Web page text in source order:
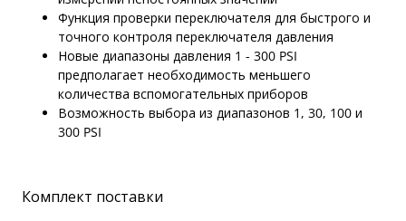
Функция проверки переключателя для быстрого и
точного контроля переключателя давления
Новые диапазоны давления 1 - 300 PSI
предполагает необходимость меньшего
количества вспомогательных приборов
Возможность выбора из диапазонов 1, 30, 100 и
300 PSI
Комплект поставки